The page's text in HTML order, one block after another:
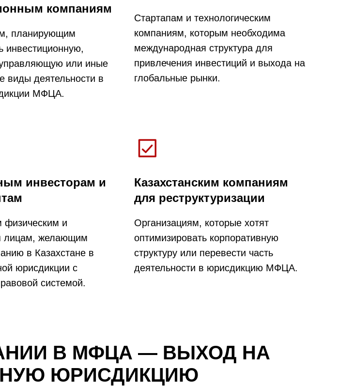
компаниям
планирующим
инвестиционную,
или иные
виды деятельности в
МФЦА.
Стартапам и технологическим
компаниям, которым необходима
международная структура для
привлечения инвестиций и выхода на
глобальные рынки.
инвесторам и
физическим и
лицам, желающим
в Казахстане в
юрисдикции с
системой.
Казахстанским компаниям
для реструктуризации
Организациям, которые хотят
оптимизировать корпоративную
структуру или перевести часть
деятельности в юрисдикцию МФЦА.
В МФЦА — ВЫХОД НА
ЮРИСДИКЦИЮ